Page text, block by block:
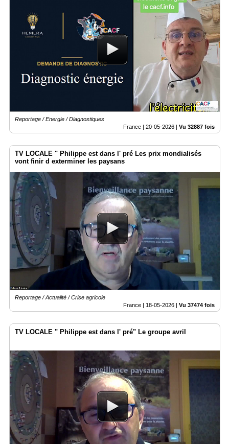
Reportage / Energie / Diagnostiques
France | 20-05-2026 | Vu 32887 fois
TV LOCALE " Philippe est dans l' pré Les prix mondialisés
vont finir d exterminer les paysans
Reportage / Actualité / Crise agricole
France | 18-05-2026 | Vu 37474 fois
TV LOCALE " Philippe est dans l' pré" Le groupe avril